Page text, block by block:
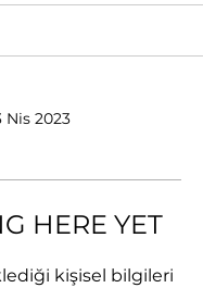
Nis 2023
HERE YET
kişisel bilgileri